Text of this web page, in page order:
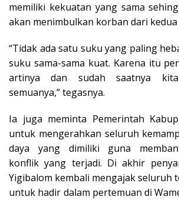
memiliki kekuatan yang sama
akan menimbulkan korban dari
“Tidak ada satu suku yang paling
suku sama-sama kuat. Karena itu
artinya dan sudah saatnya kita
semuanya,” tegasnya.
Ia juga meminta Pemerintah
untuk mengerahkan seluruh
daya yang dimiliki guna
konflik yang terjadi. Di akhir
Yigibalom kembali mengajak seluruh
untuk hadir dalam pertemuan di